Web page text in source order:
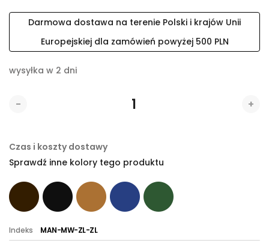
Darmowa dostawa na terenie Polski i krajów Unii
Europejskiej dla zamówień powyżej 500 PLN
wysyłka w 2 dni
- +
Czas i koszty dostawy
Sprawdź inne kolory tego produktu
Indeks MAN-MW-ZL-ZL